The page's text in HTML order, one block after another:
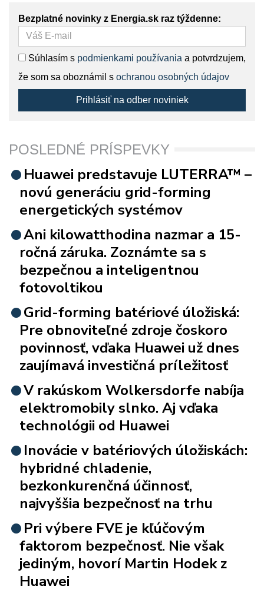
Bezplatné novinky z Energia.sk raz týždenne:
Súhlasím s podmienkami používania a potvrdzujem,
že som sa oboznámil s ochranou osobných údajov
Prihlásiť na odber noviniek
POSLEDNÉ PRÍSPEVKY
Huawei predstavuje LUTERRA™ –
novú generáciu grid-forming
energetických systémov
Ani kilowatthodina nazmar a 15-
ročná záruka. Zoznámte sa s
bezpečnou a inteligentnou
fotovoltikou
Grid-forming batériové úložiská:
Pre obnoviteľné zdroje čoskoro
povinnosť, vďaka Huawei už dnes
zaujímavá investičná príležitosť
V rakúskom Wolkersdorfe nabíja
elektromobily slnko. Aj vďaka
technológii od Huawei
Inovácie v batériových úložiskách:
hybridné chladenie,
bezkonkurenčná účinnosť,
najvyššia bezpečnosť na trhu
Pri výbere FVE je kľúčovým
faktorom bezpečnosť. Nie však
jediným, hovorí Martin Hodek z
Huawei